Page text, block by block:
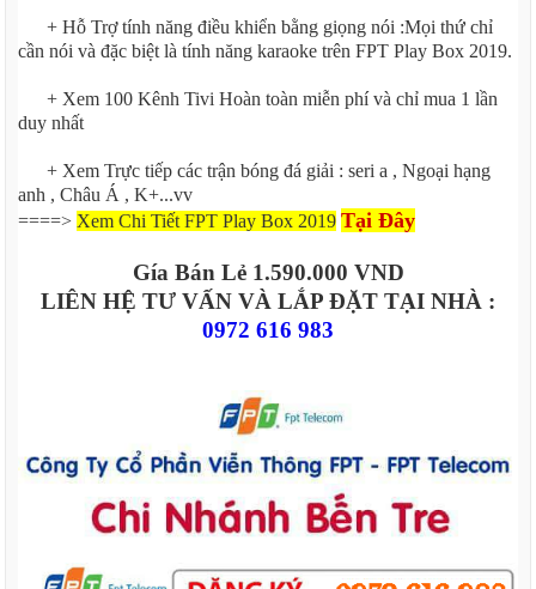
+ Hỗ Trợ tính năng điều khiển bằng giọng nói :Mọi thứ chỉ
cần nói và đặc biệt là tính năng karaoke trên FPT Play Box 2019.
+ Xem 100 Kênh Tivi Hoàn toàn miễn phí và chỉ mua 1 lần
duy nhất
+ Xem Trực tiếp các trận bóng đá giải : seri a , Ngoại hạng
anh , Châu Á , K+...vv
====> Xem Chi Tiết FPT Play Box 2019 Tại Đây
Gía Bán Lẻ 1.590.000 VND
LIÊN HỆ TƯ VẤN VÀ LẮP ĐẶT TẠI NHÀ :
0972 616 983